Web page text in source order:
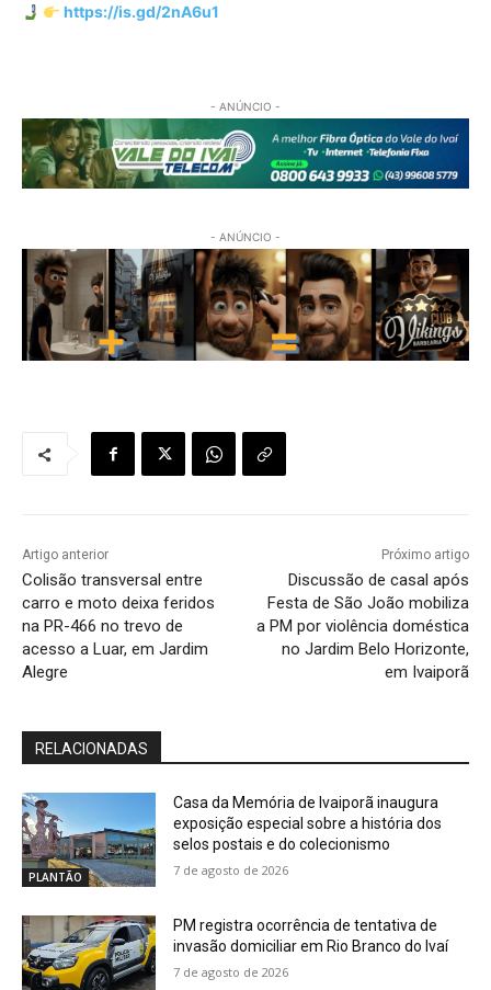
https://is.gd/2nA6u1
- ANÚNCIO -
- ANÚNCIO -
Artigo anterior
Colisão transversal entre
carro e moto deixa feridos
na PR-466 no trevo de
acesso a Luar, em Jardim
Alegre
Próximo artigo
Discussão de casal após
Festa de São João mobiliza
a PM por violência doméstica
no Jardim Belo Horizonte,
em Ivaiporã
RELACIONADAS
PLANTÃO
Casa da Memória de Ivaiporã inaugura
exposição especial sobre a história dos
selos postais e do colecionismo
7 de agosto de 2026
PM registra ocorrência de tentativa de
invasão domiciliar em Rio Branco do Ivaí
7 de agosto de 2026